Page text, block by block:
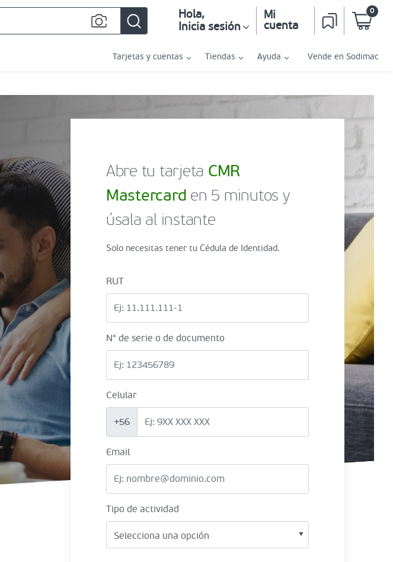
Hola,
Inicia sesión
Mi
cuenta
0
Tarjetas y cuentas Tiendas Ayuda Vende en Sodimac
Abre tu tarjeta CMR
Mastercard en 5 minutos y
úsala al instante
Solo necesitas tener tu Cédula de Identidad.
RUT
N° de serie o de documento
Celular
+56
Email
Tipo de actividad